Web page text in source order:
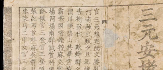
Tam nguyên Yên Đổ thi ca (bản khác)
. Nguyễn Khuyến 阮勸 . Phúc Văn Đường tàng
thập niên [ngũ nguyệt cát] nhật tân san [1925]啓